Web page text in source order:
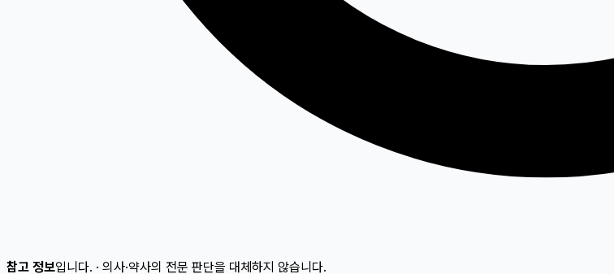
참고 정보입니다. · 의사·약사의 전문 판단을 대체하지 않습니다.